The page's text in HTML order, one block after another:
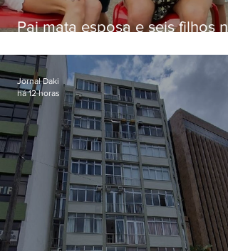
Pai mata esposa e seis filhos
Jornal Daki
há 12 horas